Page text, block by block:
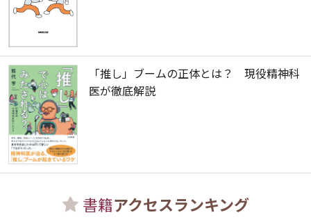
「推し」ブームの正体とは？ 現役精神科
医が徹底解説
書籍アクセスランキング